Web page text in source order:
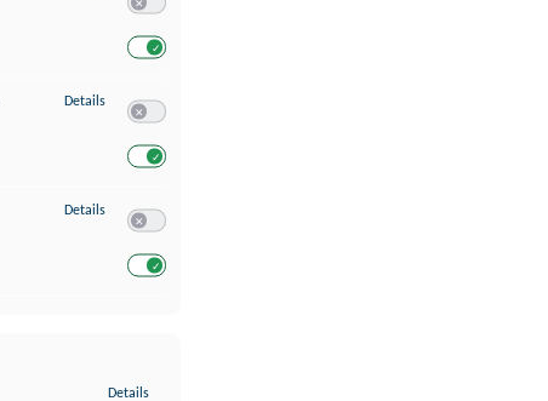
Details zu Analyse von Zielgruppen durch Statistiken oder Kombinationen von
Details zu Entwicklung und Verbesserung der Angebote
Details